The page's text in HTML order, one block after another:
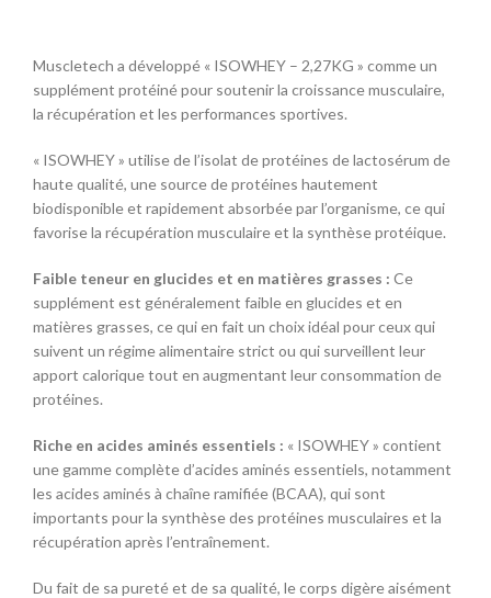
Muscletech a développé « ISOWHEY – 2,27KG » comme un
supplément protéiné pour soutenir la croissance musculaire,
la récupération et les performances sportives.
« ISOWHEY » utilise de l’isolat de protéines de lactosérum de
haute qualité, une source de protéines hautement
biodisponible et rapidement absorbée par l’organisme, ce qui
favorise la récupération musculaire et la synthèse protéique.
Faible teneur en glucides et en matières grasses : Ce
supplément est généralement faible en glucides et en
matières grasses, ce qui en fait un choix idéal pour ceux qui
suivent un régime alimentaire strict ou qui surveillent leur
apport calorique tout en augmentant leur consommation de
protéines.
Riche en acides aminés essentiels : « ISOWHEY » contient
une gamme complète d’acides aminés essentiels, notamment
les acides aminés à chaîne ramifiée (BCAA), qui sont
importants pour la synthèse des protéines musculaires et la
récupération après l’entraînement.
Du fait de sa pureté et de sa qualité, le corps digère aisément